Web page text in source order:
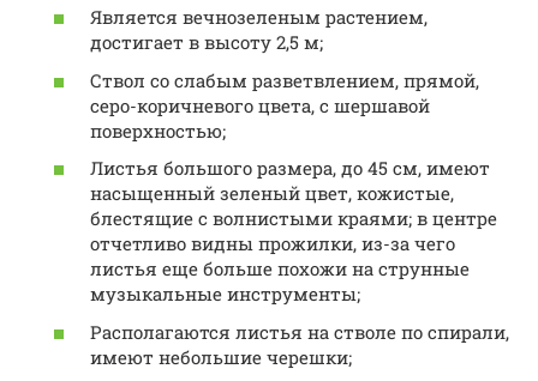
Является вечнозеленым растением,
достигает в высоту 2,5 м;
Ствол со слабым разветвлением, прямой,
серо-коричневого цвета, с шершавой
поверхностью;
Листья большого размера, до 45 см, имеют
насыщенный зеленый цвет, кожистые,
блестящие с волнистыми краями; в центре
отчетливо видны прожилки, из-за чего
листья еще больше похожи на струнные
музыкальные инструменты;
Располагаются листья на стволе по спирали,
имеют небольшие черешки;